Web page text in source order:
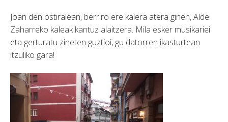
Joan den ostiralean, berriro ere kalera atera ginen, Alde
Zaharreko kaleak kantuz alaitzera. Mila esker musikariei
eta gerturatu zineten guztioi, gu datorren ikasturtean
itzuliko gara!